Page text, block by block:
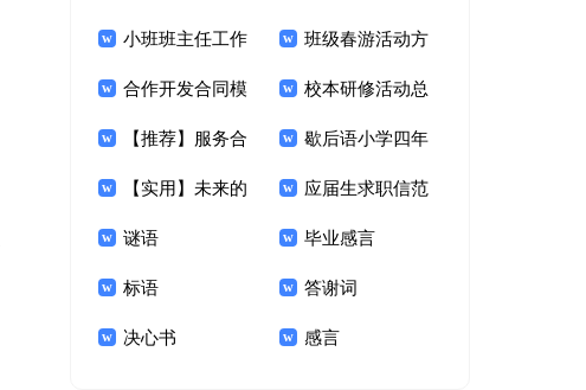
篇) 板汇总7篇
小班班主任工作
总结
班级春游活动方
案
合作开发合同模
板锦集五篇
校本研修活动总
结
【推荐】服务合
同范文汇总9篇
歇后语小学四年
级下册
【实用】未来的
想象作文9篇
应届生求职信范
文(集锦15篇)
谜语 毕业感言
标语 答谢词
决心书 感言